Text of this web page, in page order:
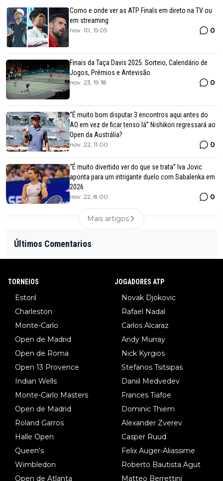
Como e onde ver as ATP Finals em direto na TV ou
em streaming
nov. 10, 15:05 0
Finais da Taça Davis 2025: Sorteio, Calendário de
Jogos, Prémios e Antevisão
nov. 23, 19:18 0
“É muito bom disputar 3 encontros aqui antes do
AO em vez de ficar tenso lá” Nishikori regressará ao
Open da Austrália?
nov. 22, 11:00 0
“É muito divertido ver do que se trata” Iva Jovic
aponta para um intrigante duelo com Sabalenka em
2026
nov. 22, 8:00 0
Mais artigos
Últimos Comentarios
TORNEIOS
Estoril
Charleston
Monte-Carlo
Open de Madrid
Open de Roma
Open 13 Provence
Indian Wells
Monte-Carlo Masters
Open de Madrid
Roland Garros
Halle Open
Queen's
Wimbledon
Open de Atlanta
JOGADORES ATP
Novak Djokovic
Rafael Nadal
Carlos Alcaraz
Andy Murray
Nick Kyrgios
Stefanos Tsitsipas
Daniil Medvedev
Frances Tiafoe
Dominic Thiem
Alexander Zverev
Casper Ruud
Felix Auger-Aliassime
Roberto Bautista Agut
Matteo Berrettini